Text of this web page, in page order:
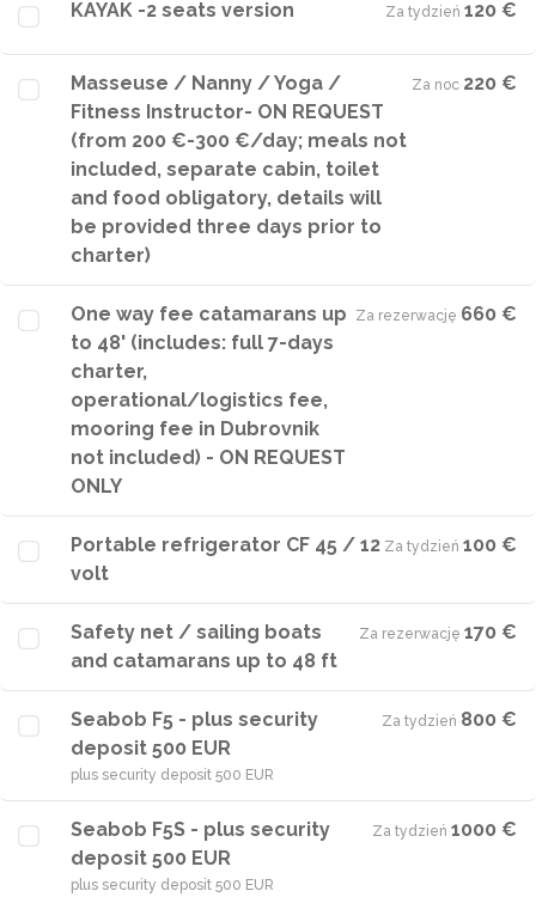
KAYAK -2 seats version Za tydzień·120 €
Masseuse / Nanny / Yoga /
Fitness Instructor- ON REQUEST
(from 200 €-300 €/day; meals not
included, separate cabin, toilet
and food obligatory, details will
be provided three days prior to
charter)
Za noc·220 €
One way fee catamarans up
to 48' (includes: full 7-days
charter,
operational/logistics fee,
mooring fee in Dubrovnik
not included) - ON REQUEST
ONLY
Za rezerwację·660 €
Portable refrigerator CF 45 / 12
volt
Za tydzień·100 €
Safety net / sailing boats
and catamarans up to 48 ft
Za rezerwację·170 €
Seabob F5 - plus security
deposit 500 EUR
plus security deposit 500 EUR
Za tydzień·800 €
Seabob F5S - plus security
deposit 500 EUR
plus security deposit 500 EUR
Za tydzień·1000 €